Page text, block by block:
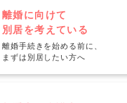
離婚に向けて
別居を考えている
離婚手続きを始める前に、
まずは別居したい方へ